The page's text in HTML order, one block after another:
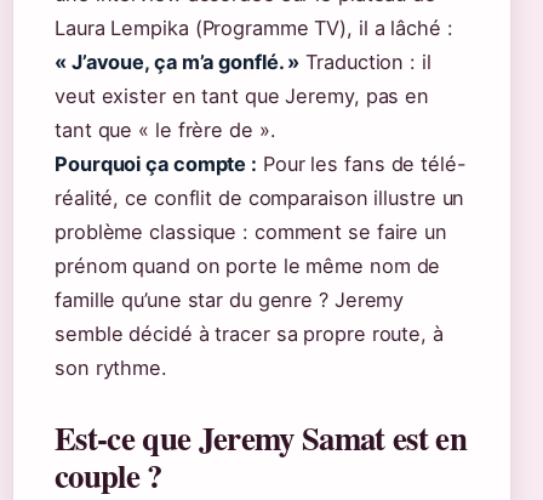
Laura Lempika (Programme TV), il a lâché :
« J’avoue, ça m’a gonflé. » Traduction : il
veut exister en tant que Jeremy, pas en
tant que « le frère de ».
Pourquoi ça compte : Pour les fans de télé-
réalité, ce conflit de comparaison illustre un
problème classique : comment se faire un
prénom quand on porte le même nom de
famille qu’une star du genre ? Jeremy
semble décidé à tracer sa propre route, à
son rythme.
Est-ce que Jeremy Samat est en
couple ?